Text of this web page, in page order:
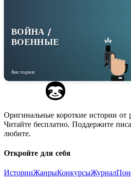
ВОЙНА /
ВОЕННЫЕ
6истории
Оригинальные короткие истории от
Читайте бесплатно. Поддержите
любите.
Откройте для себя
ИсторииЖанрыКонкурсыЖурнал